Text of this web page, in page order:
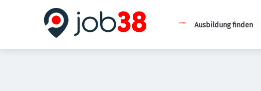
Ausbildung finden